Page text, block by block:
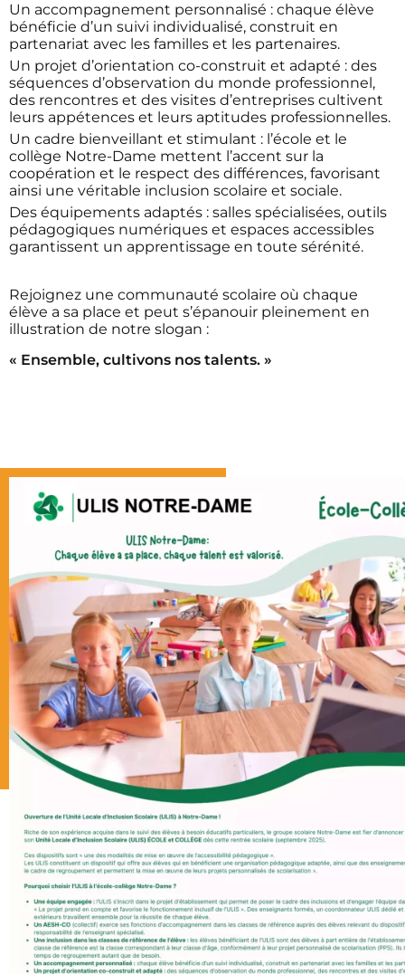
Un accompagnement personnalisé : chaque élève
bénéficie d’un suivi individualisé, construit en
partenariat avec les familles et les partenaires.
Un projet d’orientation co-construit et adapté : des
séquences d’observation du monde professionnel,
des rencontres et des visites d’entreprises cultivent
leurs appétences et leurs aptitudes professionnelles.
Un cadre bienveillant et stimulant : l’école et le
collège Notre-Dame mettent l’accent sur la
coopération et le respect des différences, favorisant
ainsi une véritable inclusion scolaire et sociale.
Des équipements adaptés : salles spécialisées, outils
pédagogiques numériques et espaces accessibles
garantissent un apprentissage en toute sérénité.
Rejoignez une communauté scolaire où chaque
élève a sa place et peut s’épanouir pleinement en
illustration de notre slogan :
« Ensemble, cultivons nos talents. »